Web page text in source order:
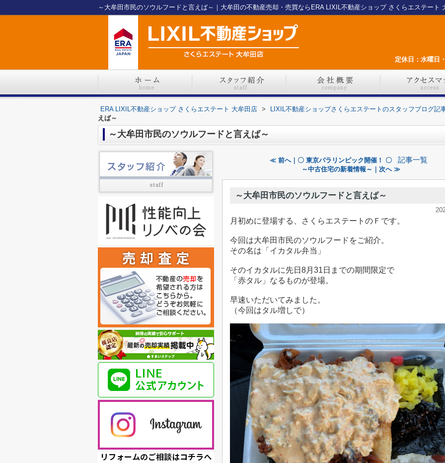
～大牟田市民のソウルフードと言えば～｜大牟田の不動産売却・売買ならERA LIXIL不動産ショップ さくらエステート
定休日：水曜日
ERA LIXIL不動産ショップ さくらエステート 大牟田店 > LIXIL不動産ショップさくらエステートのスタッフブログ記
えば～
～大牟田市民のソウルフードと言えば～
≪ 前へ｜〇 東京パラリンピック開催！ 〇 記事一覧
～中古住宅の新着情報～｜次へ ≫
～大牟田市民のソウルフードと言えば～
月初めに登場する、さくらエステートのＦです。
今回は大牟田市民のソウルフードをご紹介。
その名は「イカタル弁当」
そのイカタルに先日8月31日までの期間限定で
「赤タル」なるものが登場。
早速いただいてみました。
（今回はタル増しで）